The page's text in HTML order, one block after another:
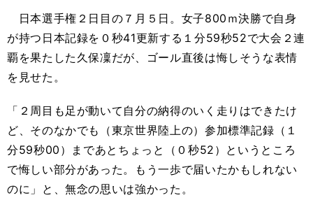
日本選手権２日目の７月５日。女子800ｍ決勝で自身
が持つ日本記録を０秒41更新する１分59秒52で大会２連
覇を果たした久保凜だが、ゴール直後は悔しそうな表情
を見せた。
「２周目も足が動いて自分の納得のいく走りはできたけ
ど、そのなかでも（東京世界陸上の）参加標準記録（１
分59秒00）まであとちょっと（０秒52）というところ
で悔しい部分があった。もう一歩で届いたかもしれない
のに」と、無念の思いは強かった。